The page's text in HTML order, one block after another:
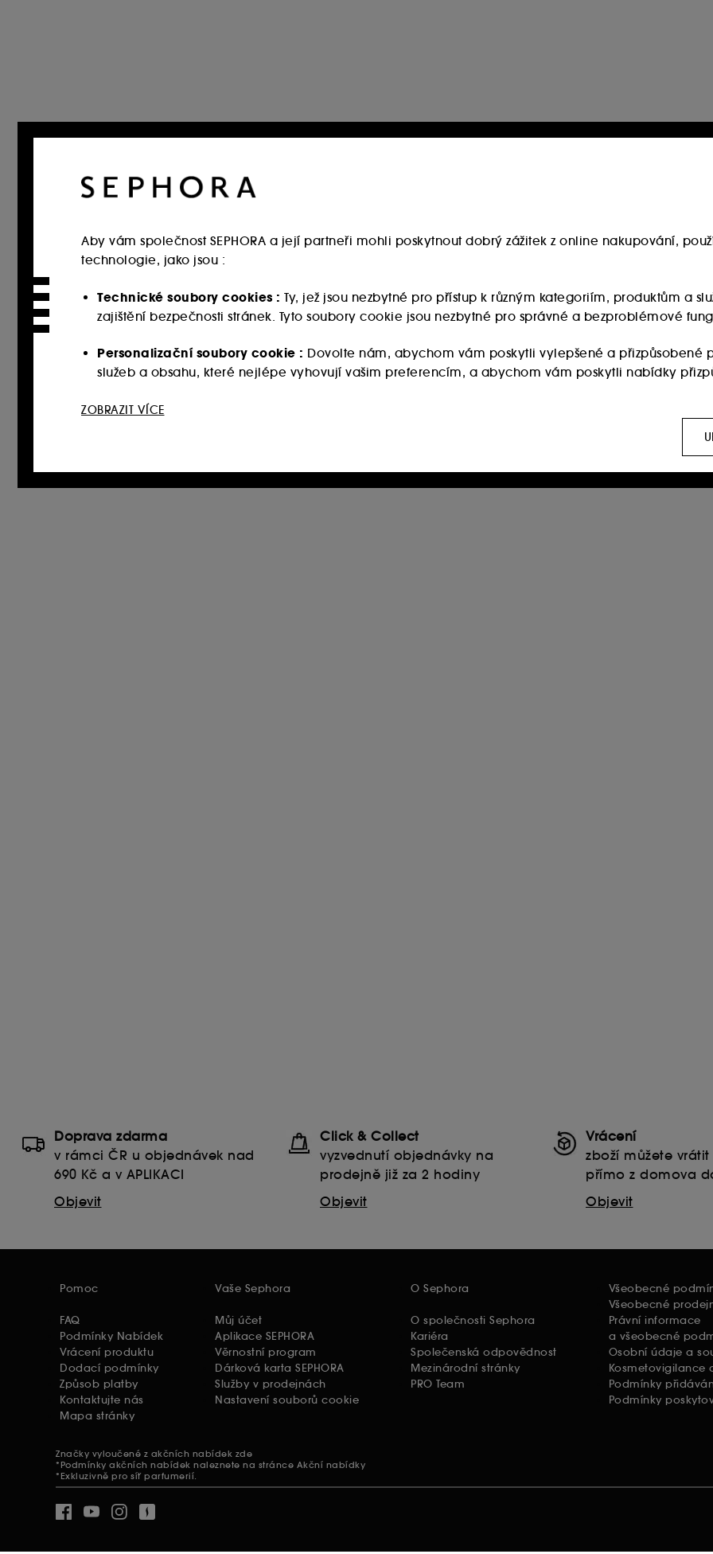
Doprava zdarma
v rámci ČR u objednávek nad
690 Kč a v APLIKACI
Objevit
Click & Collect
vyzvednutí objednávky na
prodejně již za 2 hodiny
Objevit
Vrácení
zboží můžete
přímo z domova
Objevit
Pomoc
FAQ
Podmínky Nabídek
Vrácení produktu
Dodací podmínky
Způsob platby
Kontaktujte nás
Mapa stránky
Vaše Sephora
Můj účet
Aplikace SEPHORA
Věrnostní program
Dárková karta SEPHORA
Služby v prodejnách
Nastavení souborů cookie
O Sephora
O společnosti Sephora
Kariéra
Společenská odpovědnost
Mezinárodní stránky
PRO Team
Všeobecné
Všeobecné
Právní informace
a všeobecné
Osobní údaje a
Kosmetovigilance
Podmínky
Podmínky
Značky vyloučené z akčních nabídek zde
*Podmínky akčních nabídek naleznete na stránce Akční nabídky
*Exkluzivně pro síť parfumerií.
Aby vám společnost SEPHORA a její partneři mohli poskytnout dobrý zážitek z online nakupování,
technologie, jako jsou :
Technické soubory cookies : Ty, jež jsou nezbytné pro přístup k různým kategoriím, produktům a
zajištění bezpečnosti stránek. Tyto soubory cookie jsou nezbytné pro správné a bezproblémové
Personalizační soubory cookie : Dovolte nám, abychom vám poskytli vylepšené a přizpůsobené
služeb a obsahu, které nejlépe vyhovují vašim preferencím, a abychom vám poskytli nabídky
Sociální sítě a reklamní soubory cookie :
webových stránkách třetích stran a sociálních sítích, to vše na základě stránek, které jste si
Soubory cookie pro měření návštěvnosti :Umožňují nám sestavovat statistiky o počtu
ZOBRAZIT VÍCE